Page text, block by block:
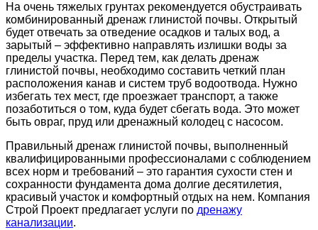
На очень тяжелых грунтах рекомендуется обустраивать
комбинированный дренаж глинистой почвы. Открытый
будет отвечать за отведение осадков и талых вод, а
зарытый – эффективно направлять излишки воды за
пределы участка. Перед тем, как делать дренаж
глинистой почвы, необходимо составить четкий план
расположения канав и систем труб водоотвода. Нужно
избегать тех мест, где проезжает транспорт, а также
позаботиться о том, куда будет сбегать вода. Это может
быть овраг, пруд или дренажный колодец с насосом.
Правильный дренаж глинистой почвы, выполненный
квалифицированными профессионалами с соблюдением
всех норм и требований – это гарантия сухости стен и
сохранности фундамента дома долгие десятилетия,
красивый участок и комфортный отдых на нем. Компания
Строй Проект предлагает услуги по дренажу
канализации.